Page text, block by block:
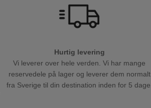
Hurtig levering
Vi leverer over hele verden. Vi har mange
reservedele på lager og leverer dem normalt
fra Sverige til din destination inden for 5 dage.